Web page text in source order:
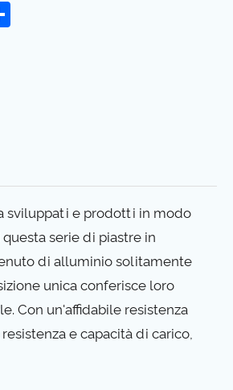
Share
sviluppati e prodotti in modo
serie di piastre in
di alluminio solitamente
unica conferisce loro
Con un'affidabile resistenza
e capacità di carico,